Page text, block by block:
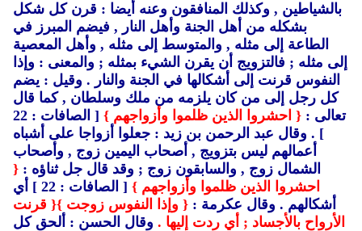
بالشياطين , وكذلك المنافقون وعنه أيضا : قرن كل شكل
بشكله من أهل الجنة وأهل النار , فيضم المبرز في
الطاعة إلى مثله , والمتوسط إلى مثله , وأهل المعصية
إلى مثله ; فالتزويج أن يقرن الشيء بمثله ; والمعنى : وإذا
النفوس قرنت إلى أشكالها في الجنة والنار . وقيل : يضم
كل رجل إلى من كان يلزمه من ملك وسلطان ,كما قال
تعالى : { احشروا الذين ظلموا وأزواجهم }
[ الصافات : 22
] . وقال عبد الرحمن بن زيد : جعلوا أزواجا على أشباه
أعمالهم ليس بتزويج , أصحاب اليمين زوج , وأصحاب
الشمال زوج , والسابقون زوج ; وقد قال جل ثناؤه : {
احشروا الذين ظلموا وأزواجهم }
[ الصافات : 22 ] أي
أشكالهم . وقال عكرمة : { وإذا النفوس زوجت }{ قرنت
الأرواح بالأجساد ; أي ردت إليها . وقال الحسن : ألحق كل